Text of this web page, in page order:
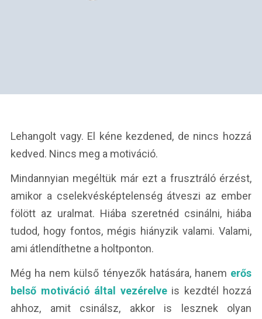
Lehangolt vagy. El kéne kezdened, de nincs hozzá
kedved. Nincs meg a motiváció.
Mindannyian megéltük már ezt a frusztráló érzést,
amikor a cselekvésképtelenség átveszi az ember
fölött az uralmat. Hiába szeretnéd csinálni, hiába
tudod, hogy fontos, mégis hiányzik valami. Valami,
ami átlendíthetne a holtponton.
Még ha nem külső tényezők hatására, hanem erős
belső motiváció által vezérelveis kezdtél hozzá
ahhoz, amit csinálsz, akkor is lesznek olyan